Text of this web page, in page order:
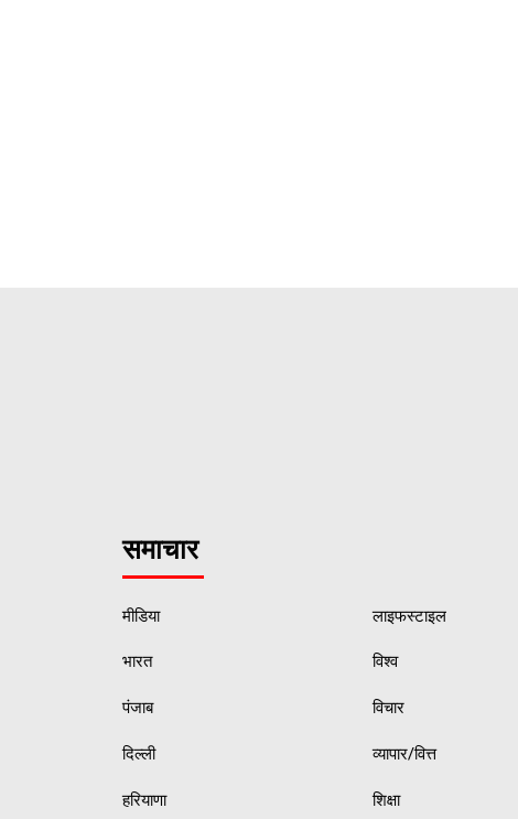
समाचार
मीडिया
भारत
पंजाब
दिल्ली
हरियाणा
लाइफस्टाइल
विश्व
विचार
व्यापार/वित्त
शिक्षा